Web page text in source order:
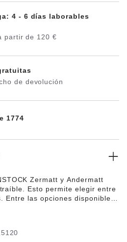
4 - 6 días laborables
partir de 120 €
de devolución
1774
Zermatt y Andermatt
Esto permite elegir entre
las opciones disponibles
se pueden adquirir por
por su confortable capa